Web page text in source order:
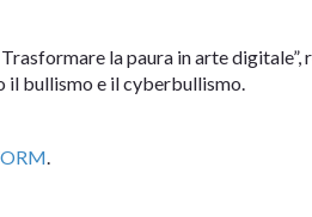
la paura in arte digitale”,
il bullismo e il cyberbullismo.
.